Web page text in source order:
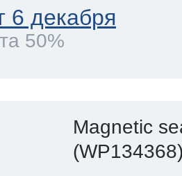
6 декабря
50%
Magnetic